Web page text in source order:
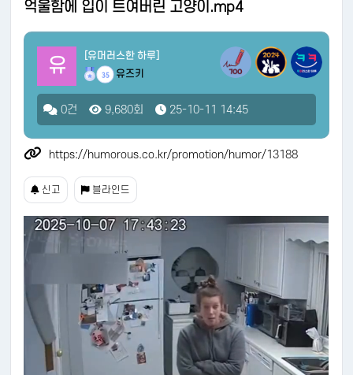
억울함에 입이 트여버린 고양이.mp4
유 [유머러스한 하루]
35 유즈키
0건 9,680회 25-10-11 14:45
https://humorous.co.kr/promotion/humor/13188
신고 블라인드